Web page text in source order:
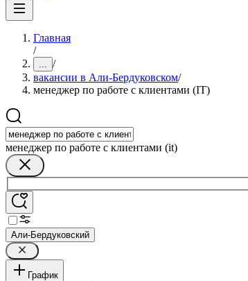
Главная
/
... /
вакансии в Али-Бердуковском/
менеджер по работе с клиентами (IT)
менеджер по работе с клиентами (it)
Али-Бердуковский
График